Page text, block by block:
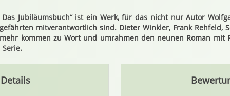
Das Jubiläumsbuch“ ist ein Werk, für das nicht nur Autor
mitverantwortlich sind. Dieter Winkler, Frank Rehfeld,
kommen zu Wort und umrahmen den neunen Roman mit
Serie.
Details